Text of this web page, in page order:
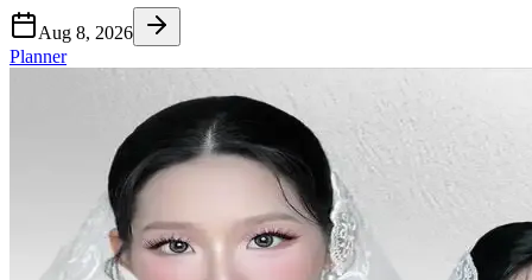
Aug 8, 2026
Planner